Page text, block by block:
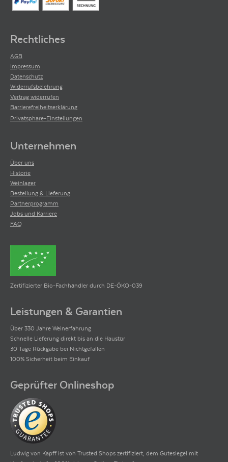
Rechtliches
AGB
Impressum
Datenschutz
Widerrufsbelehrung
Vertrag widerrufen
Barrierefreiheitserklärung
Privatsphäre-Einstellungen
Unternehmen
Über uns
Historie
Weinlager
Bestellung & Lieferung
Partnerprogramm
Jobs und Karriere
FAQ
Zertifizierter Bio-Fachhändler durch DE-ÖKO-039
Leistungen & Garantien
Über 330 Jahre Weinerfahrung
Schnelle Lieferung direkt bis an die Haustür
30 Tage Rückgabe bei Nichtgefallen
100% Sicherheit beim Einkauf
Geprüfter Onlineshop
Ludwig von Kapff ist von Trusted Shops zertifiziert, dem Gütesiegel mit